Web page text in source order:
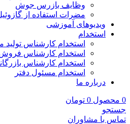
وظایف بازرس جوش
مضرات استفاده از
ویدیوهای آموزشی
استخدام
استخدام کارشناس تولید
استخدام کارشناس
استخدام کارشناس
استخدام مسئول دفتر
درباره ما
0 محصول 0 تومان
جستجو
تماس با مشاوران